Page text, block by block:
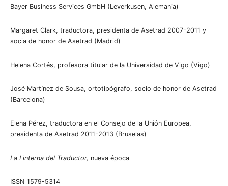
Bayer Business Services GmbH (Leverkusen, Alemania)
Margaret Clark, traductora, presidenta de Asetrad 2007-2011 y
socia de honor de Asetrad (Madrid)
Helena Cortés, profesora titular de la Universidad de Vigo (Vigo)
José Martínez de Sousa, ortotipógrafo, socio de honor de Asetrad
(Barcelona)
Elena Pérez, traductora en el Consejo de la Unión Europea,
presidenta de Asetrad 2011-2013 (Bruselas)
La Linterna del Traductor, nueva época
ISSN 1579-5314